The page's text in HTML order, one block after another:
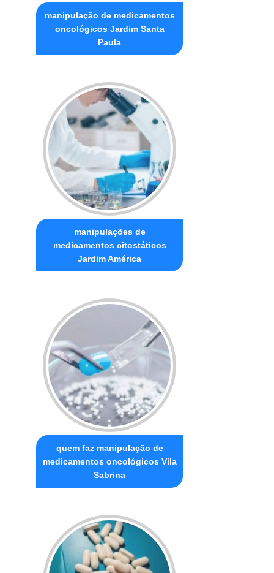
manipulação de medicamentos
oncológicos Jardim Santa
Paula
manipulações de
medicamentos citostáticos
Jardim América
quem faz manipulação de
medicamentos oncológicos Vila
Sabrina